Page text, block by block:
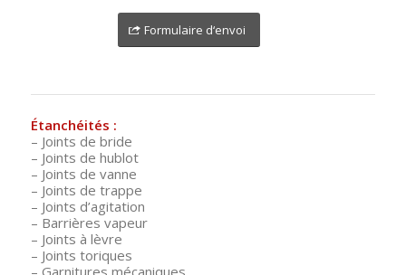
Formulaire d‘envoi
Étanchéités :
– Joints de bride
– Joints de hublot
– Joints de vanne
– Joints de trappe
– Joints d’agitation
– Barrières vapeur
– Joints à lèvre
– Joints toriques
– Garnitures mécaniques